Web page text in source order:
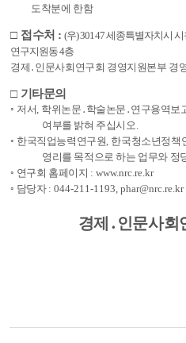
도착분에 한함
□ 접수처 : (우) 30147세종특별자치시
연구지원동4층
경제 ․ 인문사회연구회 경영지원본부 경
□ 기타문의
◦ 저서 , 학위논문 ․ 학술논문 ․ 연구용역보
여부를 밝혀 주십시오.
◦ 한국직업능력연구원, 한국청소년정책
영리를 목적으로 하는 업무와 정
◦ 연구회 홈페이지 :www.nrc.re.kr
◦ 담당자 :044-211-1193, phar@nrc.re.kr
경제 ․ 인문사회